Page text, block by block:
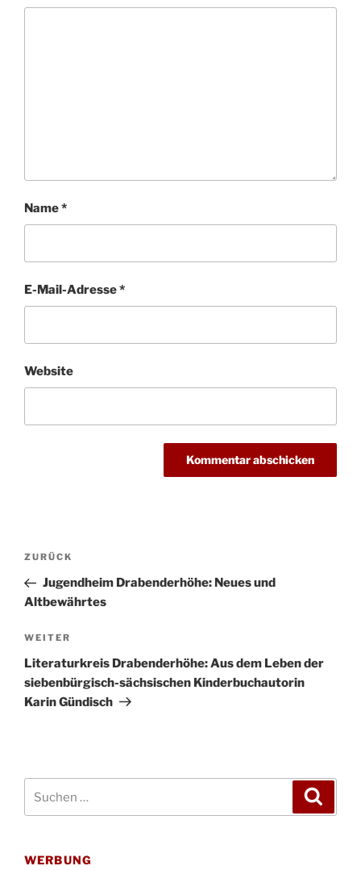
Name*
E-Mail-Adresse*
Website
Beitragsnavigation
Vorheriger
Beitrag
ZURÜCK
Jugendheim Drabenderhöhe: Neues und
Altbewährtes
Nächster
Beitrag
WEITER
Literaturkreis Drabenderhöhe: Aus dem Leben der
siebenbürgisch-sächsischen Kinderbuchautorin
Karin Gündisch
WERBUNG